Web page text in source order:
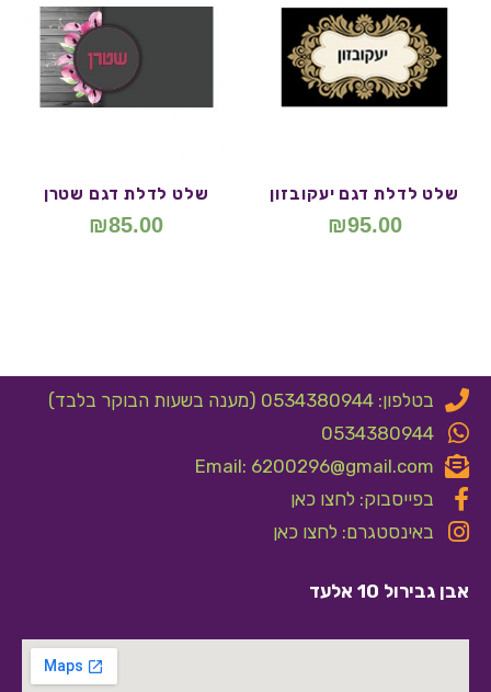
שלט לדלת דגם יעקובזון
₪95.00
שלט לדלת דגם שטרן
₪85.00
בטלפון: 0534380944 (מענה בשעות הבוקר בלבד)
0534380944
Email: 6200296@gmail.com
בפייסבוק: לחצו כאן
באינסטגרם: לחצו כאן
אבן גבירול 10 אלעד